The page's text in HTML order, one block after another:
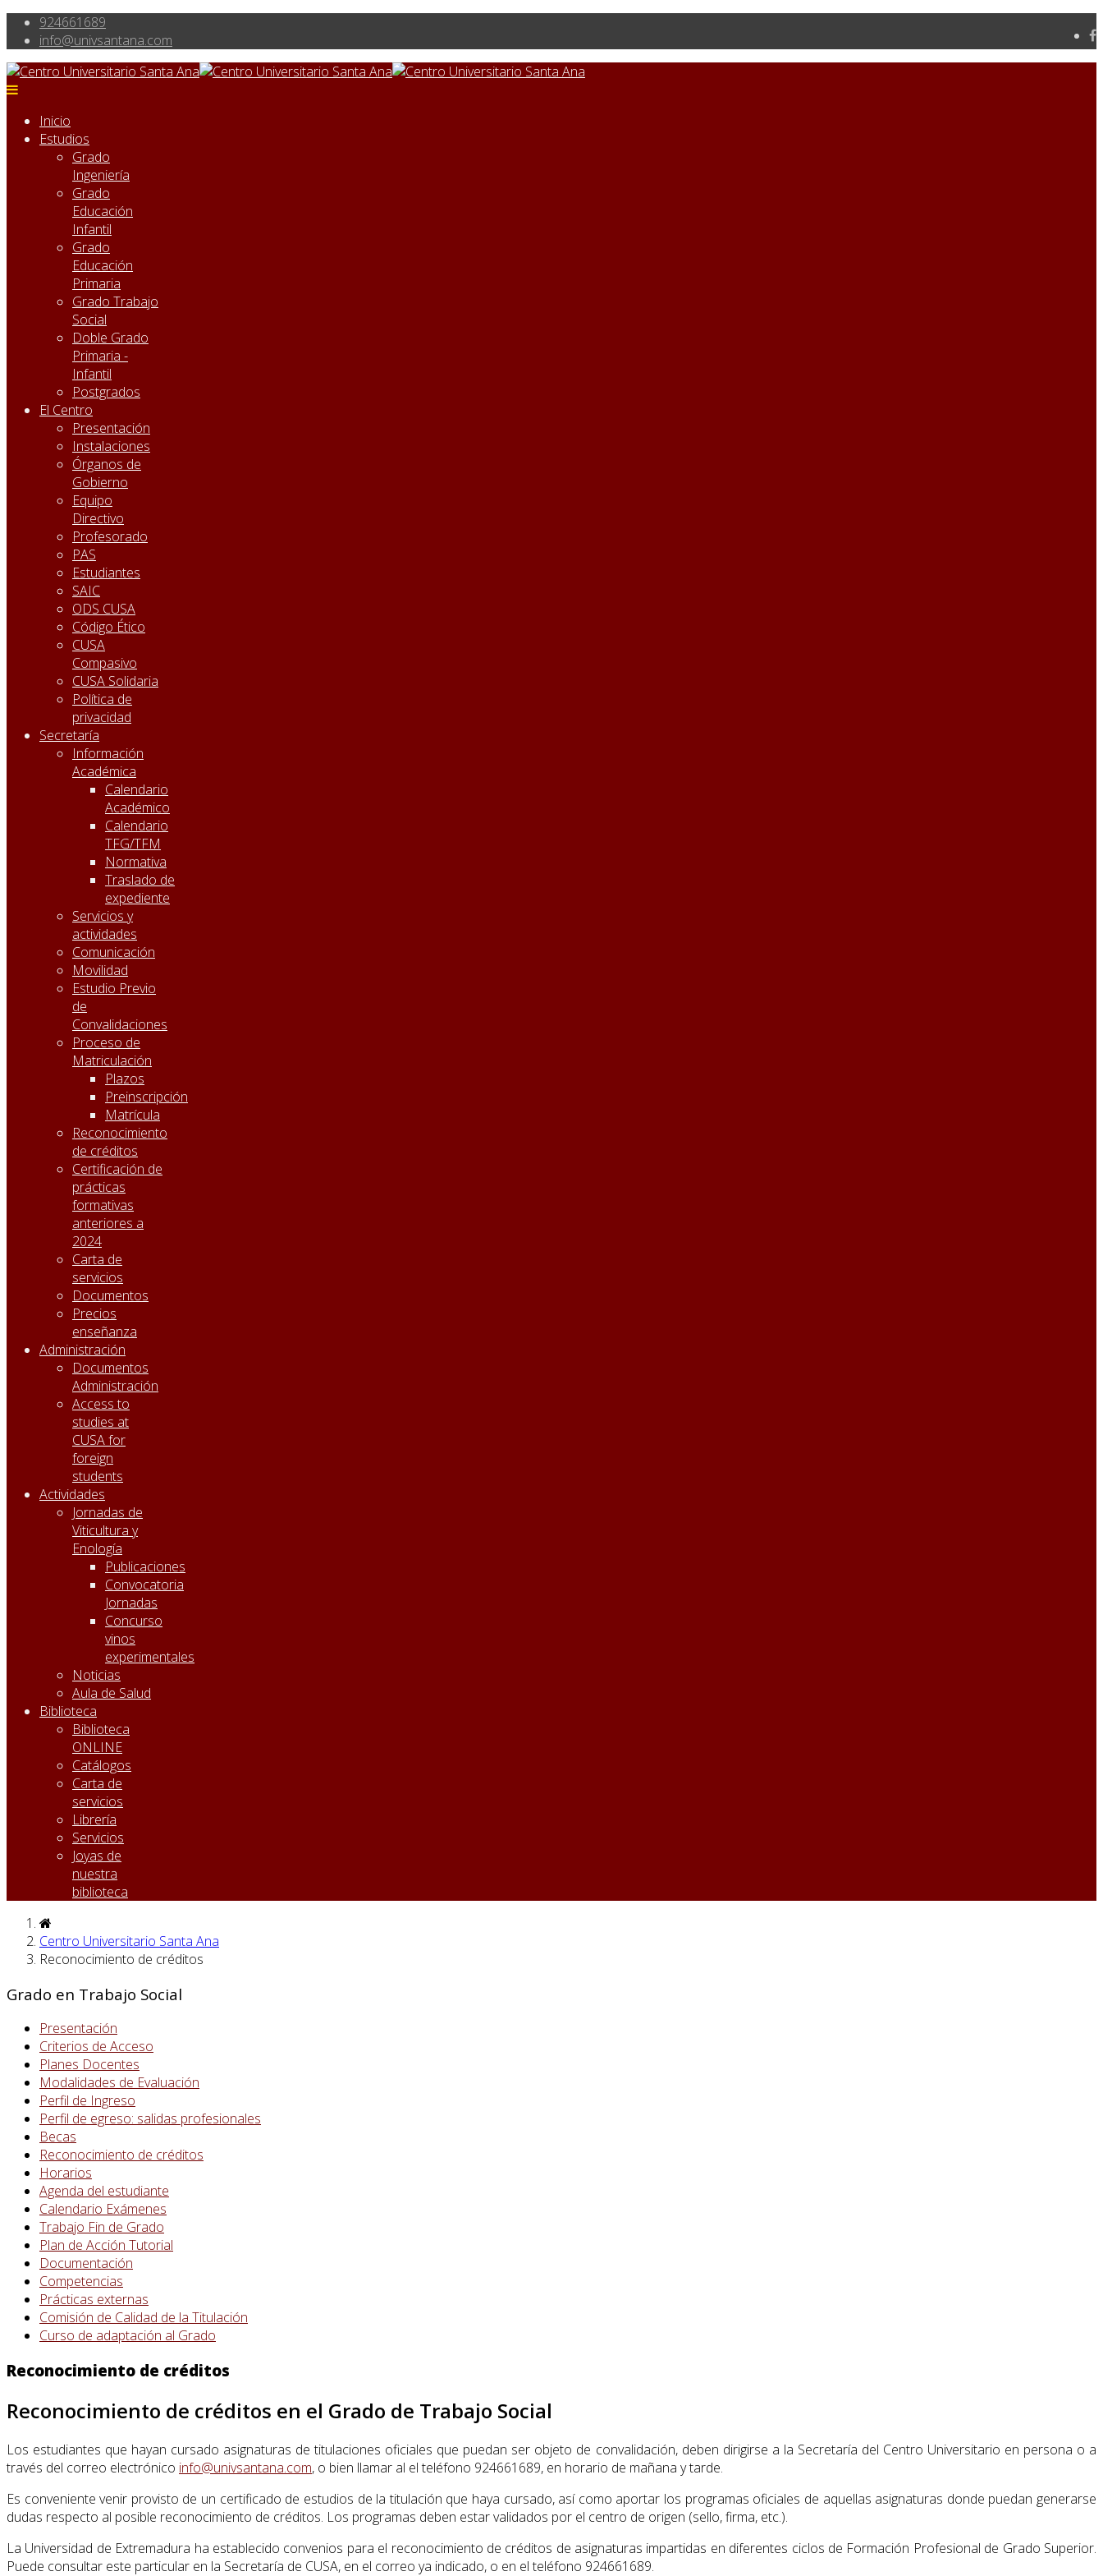
924661689
info@univsantana.com
Inicio
Estudios
Grado
Ingeniería
Grado
Educación
Infantil
Grado
Educación
Primaria
Grado Trabajo
Social
Doble Grado
Primaria -
Infantil
Postgrados
El Centro
Presentación
Instalaciones
Órganos de
Gobierno
Equipo
Directivo
Profesorado
PAS
Estudiantes
SAIC
ODS CUSA
Código Ético
CUSA
Compasivo
CUSA Solidaria
Política de
privacidad
Secretaría
Información
Académica
Calendario
Académico
Calendario
TFG/TFM
Normativa
Traslado de
expediente
Servicios y
actividades
Comunicación
Movilidad
Estudio Previo
de
Convalidaciones
Proceso de
Matriculación
Plazos
Preinscripción
Matrícula
Reconocimiento
de créditos
Certificación de
prácticas
formativas
anteriores a
2024
Carta de
servicios
Documentos
Precios
enseñanza
Administración
Documentos
Administración
Access to
studies at
CUSA for
foreign
students
Actividades
Jornadas de
Viticultura y
Enología
Publicaciones
Convocatoria
Jornadas
Concurso
vinos
experimentales
Noticias
Aula de Salud
Biblioteca
Biblioteca
ONLINE
Catálogos
Carta de
servicios
Librería
Servicios
Joyas de
nuestra
biblioteca
Centro Universitario Santa Ana
Reconocimiento de créditos
Grado en Trabajo Social
Presentación
Criterios de Acceso
Planes Docentes
Modalidades de Evaluación
Perfil de Ingreso
Perfil de egreso: salidas profesionales
Becas
Reconocimiento de créditos
Horarios
Agenda del estudiante
Calendario Exámenes
Trabajo Fin de Grado
Plan de Acción Tutorial
Documentación
Competencias
Prácticas externas
Comisión de Calidad de la Titulación
Curso de adaptación al Grado
Reconocimiento de créditos
Reconocimiento de créditos en el Grado de Trabajo Social
Los estudiantes que hayan cursado asignaturas de titulaciones oficiales que puedan ser objeto de convalidación, deben dirigirse a la Secretaría del Centro Universitario en persona o a
través del correo electrónico info@univsantana.com, o bien llamar al el teléfono 924661689, en horario de mañana y tarde.
Es conveniente venir provisto de un certificado de estudios de la titulación que haya cursado, así como aportar los programas oficiales de aquellas asignaturas donde puedan generarse
dudas respecto al posible reconocimiento de créditos. Los programas deben estar validados por el centro de origen (sello, firma, etc.).
La Universidad de Extremadura ha establecido convenios para el reconocimiento de créditos de asignaturas impartidas en diferentes ciclos de Formación Profesional de Grado Superior.
Puede consultar este particular en la Secretaría de CUSA, en el correo ya indicado, o en el teléfono 924661689.